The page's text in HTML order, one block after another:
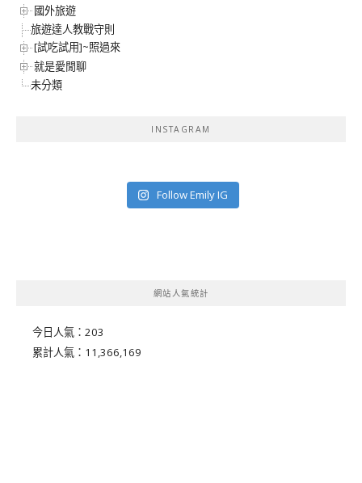
國外旅遊
旅遊達人教戰守則
[試吃試用]~照過來
就是愛閒聊
未分類
INSTAGRAM
Follow Emily IG
網站人氣統計
今日人氣： 203
累計人氣： 11,366,169